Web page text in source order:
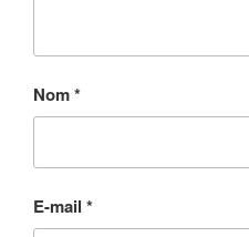
Nom*
E-mail *